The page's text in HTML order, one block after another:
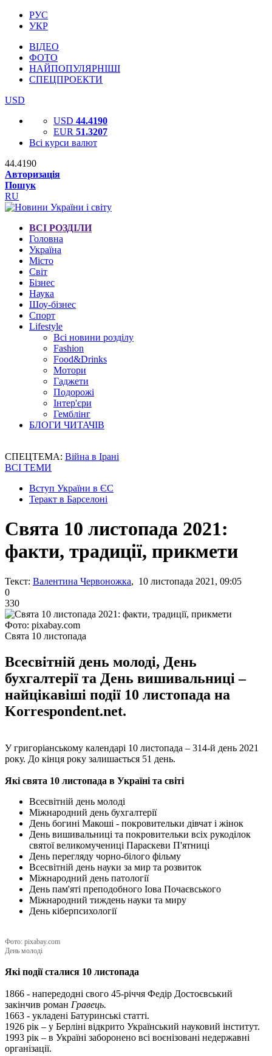
РУС
УКР
ВІДЕО
ФОТО
НАЙПОПУЛЯРНІШІ
СПЕЦПРОЕКТИ
USD
USD 44.4190
EUR 51.3207
Всі курси валют
44.4190
Авторизація
Пошук
RU
ВСІ РОЗДІЛИ
Головна
Україна
Місто
Світ
Бізнес
Наука
Шоу-бізнес
Спорт
Lifestyle
Всі новини розділу
Fashion
Food&Drinks
Мотори
Гаджети
Подорожі
Інтер'єри
Гемблінг
БЛОГИ ЧИТАЧІВ
СПЕЦТЕМА: Війна в Ірані
ВСІ ТЕМИ
Вступ України в ЄС
Теракт в Барселоні
Свята 10 листопада 2021:
факти, традиції, прикмети
Текст: Валентина Червоножка, 10 листопада 2021, 09:05
0
330
Фото: pixabay.com
Свята 10 листопада
Всесвітній день молоді, День
бухгалтерії та День вишивальниці –
найцікавіші події 10 листопада на
Korrespondent.net.
У григоріанському календарі 10 листопада – 314-й день 2021
року. До кінця року залишається 51 день.
Які свята 10 листопада в Україні та світі
Всесвітній день молоді
Міжнародний день бухгалтерії
День богині Макоші - покровительки дівчат і жінок
День вишивальниці та покровительки всіх рукоділок
святої великомучениці Параскеви П'ятниці
День перегляду чорно-білого фільму
Всесвітній день науки за мир та розвиток
Міжнародний день патології
День пам'яті преподобного Іова Почаєвського
Міжнародний тиждень науки та миру
День кіберпсихології
Фото: pixabay.com
День молоді
Які події сталися 10 листопада
1866 - напередодні свого 45-річчя Федір Достоєвський
закінчив роман Гравець.
1663 - укладені Батуринські статті.
1926 рік – у Берліні відкрито Український науковий інститут.
1993 рік – в Україні заборонено всі воєнізовані недержавні
організації.